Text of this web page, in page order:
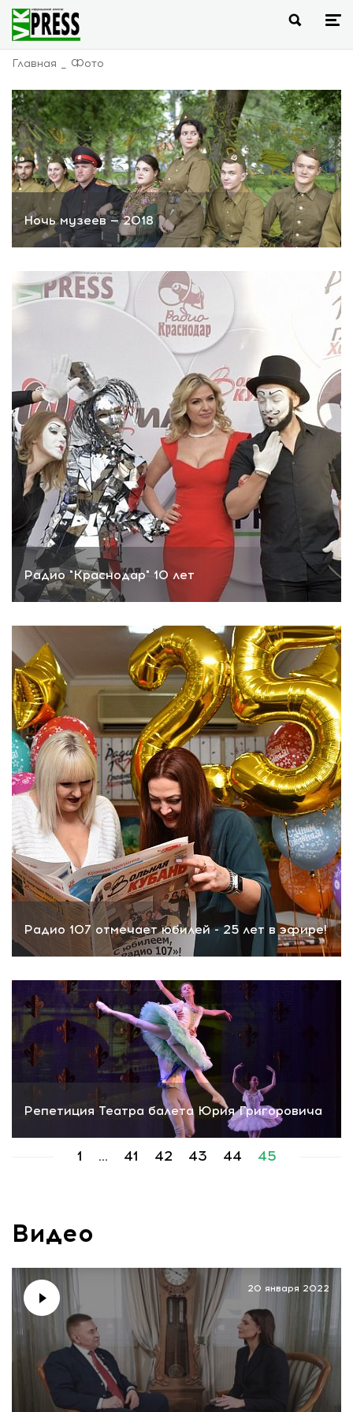
Главная Фото
Ночь музеев — 2018
Радио "Краснодар" 10 лет
Радио 107 отмечает юбилей - 25 лет в эфире!
Репетиция Театра балета Юрия Григоровича
1 ... 41 42 43 44 45
Видео
20 января 2022